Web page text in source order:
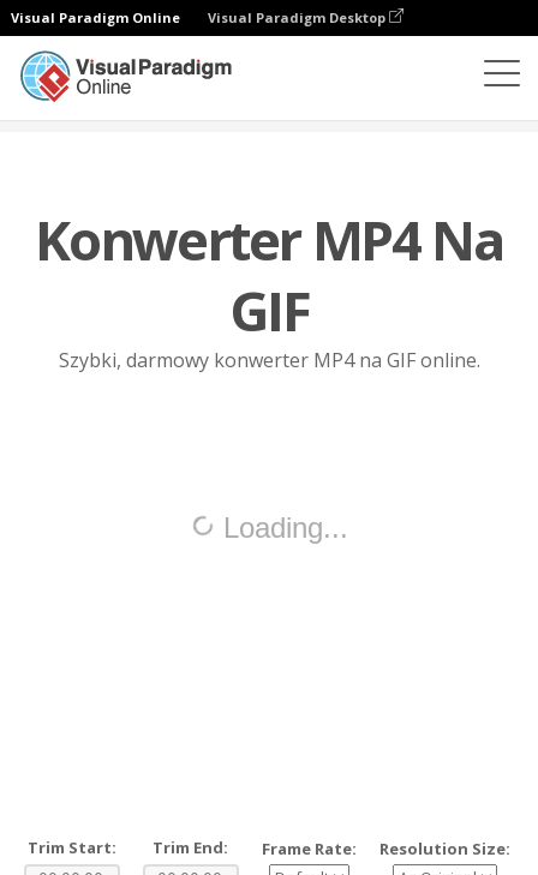
Visual Paradigm Online Visual Paradigm Desktop
Konwerter MP4 Na
GIF
Szybki, darmowy konwerter MP4 na GIF online.
Trim Start: Trim End: Frame Rate: Resolution Size: